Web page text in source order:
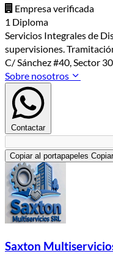
Empresa verificada
1 Diploma
Servicios Integrales de
supervisiones.
C/ Sánchez #40, Sector
Sobre nosotros
Contactar
Copiar al portapapeles Copiar
Saxton